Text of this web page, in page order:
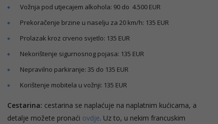
Vožnja pod utjecajem alkohola: 90 do 4.500 EUR
Prekoračenje brzine u naselju za 20 km/h: 135 EUR
Prolazak kroz crveno svjetlo: 135 EUR
Nekorištenje sigurnosnog pojasa: 135 EUR
Nepravilno parkiranje: 35 do 135 EUR
Korištenje mobitela u vožnji: 135 EUR
Cestarina: cestarina se naplaćuje na naplatnim kućicama, a
detalje možete pronaći ovdje. Uz to, u nekim francuskim